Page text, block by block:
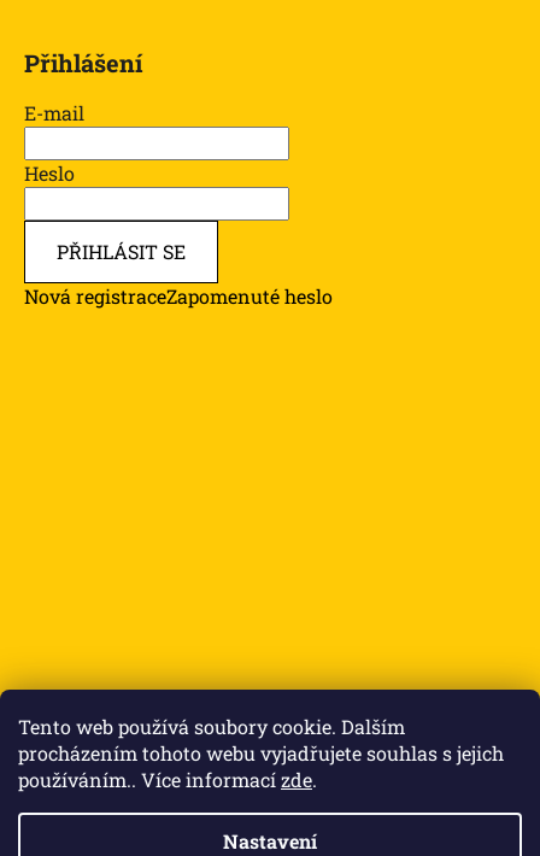
Tento web používá soubory cookie. Dalším
procházením tohoto webu vyjadřujete souhlas s jejich
používáním.. Více informacízde.
Nastavení
Přihlášení
E-mail
Heslo
PŘIHLÁSIT SE
Nová registraceZapomenuté heslo
Přijímáme online platby